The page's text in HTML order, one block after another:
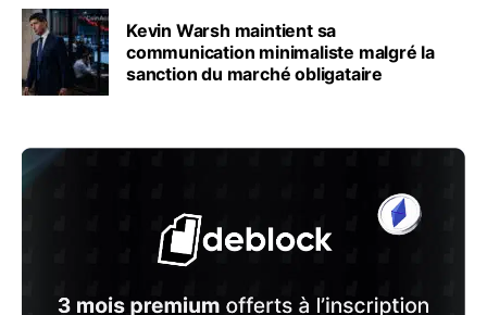
Kevin Warsh maintient sa
communication minimaliste malgré la
sanction du marché obligataire